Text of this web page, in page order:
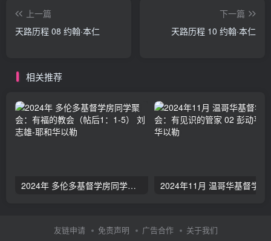
上一篇
天路历程 08 约翰·本仁
下一篇
天路历程 10 约翰·本仁
相关推荐
2024年 多伦多基督学房同学聚会：有福的教会（帖后1：1-5） 刘志雄
友链申请 免责声明 广告合作 关于我们